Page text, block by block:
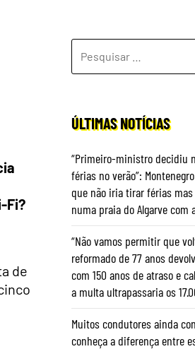
Fi?
de
POR:
ÚLTIMAS NOTÍCIAS
“Primeiro-ministro decidiu
férias no verão”:
que não iria tirar férias
numa praia do Algarve com
“Não vamos permitir que
reformado de 77 anos
com 150 anos de atraso e
a multa ultrapassaria os
Muitos condutores ainda
conheça a diferença entre